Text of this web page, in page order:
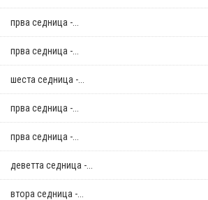
прва седница -...
прва седница -...
шеста седница -...
прва седница -...
прва седница -...
деветта седница -...
втора седница -...